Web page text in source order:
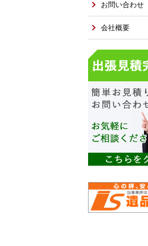
お問い合わせ
会社概要